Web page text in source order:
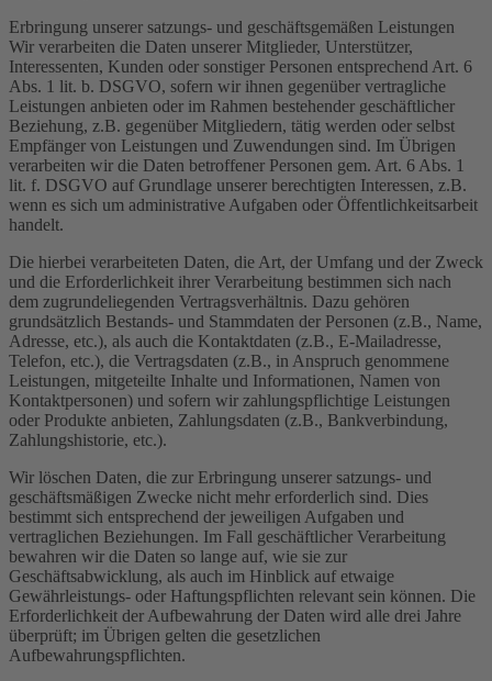
Erbringung unserer satzungs- und geschäftsgemäßen Leistungen
Wir verarbeiten die Daten unserer Mitglieder, Unterstützer,
Interessenten, Kunden oder sonstiger Personen entsprechend Art. 6
Abs. 1 lit. b. DSGVO, sofern wir ihnen gegenüber vertragliche
Leistungen anbieten oder im Rahmen bestehender geschäftlicher
Beziehung, z.B. gegenüber Mitgliedern, tätig werden oder selbst
Empfänger von Leistungen und Zuwendungen sind. Im Übrigen
verarbeiten wir die Daten betroffener Personen gem. Art. 6 Abs. 1
lit. f. DSGVO auf Grundlage unserer berechtigten Interessen, z.B.
wenn es sich um administrative Aufgaben oder Öffentlichkeitsarbeit
handelt.
Die hierbei verarbeiteten Daten, die Art, der Umfang und der Zweck
und die Erforderlichkeit ihrer Verarbeitung bestimmen sich nach
dem zugrundeliegenden Vertragsverhältnis. Dazu gehören
grundsätzlich Bestands- und Stammdaten der Personen (z.B., Name,
Adresse, etc.), als auch die Kontaktdaten (z.B., E-Mailadresse,
Telefon, etc.), die Vertragsdaten (z.B., in Anspruch genommene
Leistungen, mitgeteilte Inhalte und Informationen, Namen von
Kontaktpersonen) und sofern wir zahlungspflichtige Leistungen
oder Produkte anbieten, Zahlungsdaten (z.B., Bankverbindung,
Zahlungshistorie, etc.).
Wir löschen Daten, die zur Erbringung unserer satzungs- und
geschäftsmäßigen Zwecke nicht mehr erforderlich sind. Dies
bestimmt sich entsprechend der jeweiligen Aufgaben und
vertraglichen Beziehungen. Im Fall geschäftlicher Verarbeitung
bewahren wir die Daten so lange auf, wie sie zur
Geschäftsabwicklung, als auch im Hinblick auf etwaige
Gewährleistungs- oder Haftungspflichten relevant sein können. Die
Erforderlichkeit der Aufbewahrung der Daten wird alle drei Jahre
überprüft; im Übrigen gelten die gesetzlichen
Aufbewahrungspflichten.